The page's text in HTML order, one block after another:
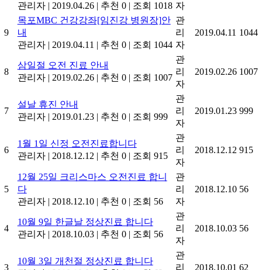
관리자 | 2019.04.26 | 추천 0 | 조회 1018 자
9
목포MBC 건강강좌[임진강 병원장]안
내
관리자 | 2019.04.11 | 추천 0 | 조회 1044
관
리
자
2019.04.11 1044
8
삼일절 오전 진료 안내
관리자 | 2019.02.26 | 추천 0 | 조회 1007
관
리
자
2019.02.26 1007
7
설날 휴진 안내
관리자 | 2019.01.23 | 추천 0 | 조회 999
관
리
자
2019.01.23 999
6
1월 1일 신정 오전진료합니다
관리자 | 2018.12.12 | 추천 0 | 조회 915
관
리
자
2018.12.12 915
5
12월 25일 크리스마스 오전진료 합니
다
관리자 | 2018.12.10 | 추천 0 | 조회 56
관
리
자
2018.12.10 56
4
10월 9일 한글날 정상진료 합니다
관리자 | 2018.10.03 | 추천 0 | 조회 56
관
리
자
2018.10.03 56
3
10월 3일 개천절 정상진료 합니다
관
리
2018.10.01 62